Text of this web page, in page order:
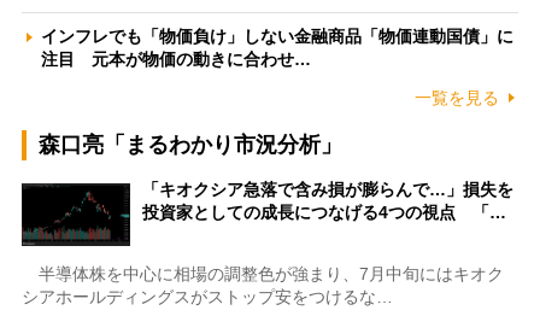
インフレでも「物価負け」しない金融商品「物価連動国債」に
注目 元本が物価の動きに合わせ…
一覧を見る
森口亮「まるわかり市況分析」
「キオクシア急落で含み損が膨らんで…」損失を
投資家としての成長につなげる4つの視点 「…
半導体株を中心に相場の調整色が強まり、7月中旬にはキオク
シアホールディングスがストップ安をつけるな…